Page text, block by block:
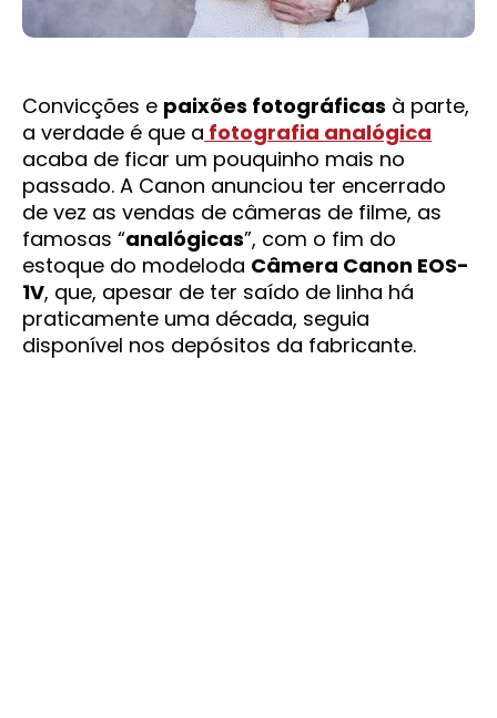
Convicções e paixões fotográficas à parte,
a verdade é que a fotografia analógica
acaba de ficar um pouquinho mais no
passado. A Canon anunciou ter encerrado
de vez as vendas de câmeras de filme, as
famosas “analógicas”, com o fim do
estoque do modeloda Câmera Canon EOS-
1V, que, apesar de ter saído de linha há
praticamente uma década, seguia
disponível nos depósitos da fabricante.